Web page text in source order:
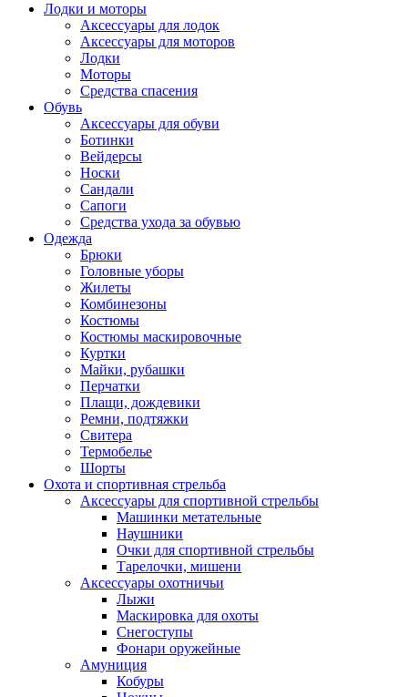
Лодки и моторы
Аксессуары для лодок
Аксессуары для моторов
Лодки
Моторы
Средства спасения
Обувь
Аксессуары для обуви
Ботинки
Вейдерсы
Носки
Сандали
Сапоги
Средства ухода за обувью
Одежда
Брюки
Головные уборы
Жилеты
Комбинезоны
Костюмы
Костюмы маскировочные
Куртки
Майки, рубашки
Перчатки
Плащи, дождевики
Ремни, подтяжки
Свитера
Термобелье
Шорты
Охота и спортивная стрельба
Аксессуары для спортивной стрельбы
Машинки метательные
Наушники
Очки для спортивной стрельбы
Тарелочки, мишени
Аксессуары охотничьи
Лыжи
Маскировка для охоты
Снегоступы
Фонари оружейные
Амуниция
Кобуры